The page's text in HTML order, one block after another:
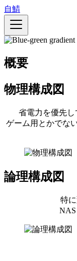
メ
イ
ン
コ
テ
ツ
に
自鯖
概要
物理構成図
省電力を優先し
ゲーム用とかでな
論理構成図
特
NAS